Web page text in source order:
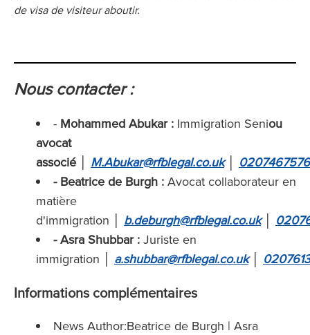
de visa de visiteur aboutir.
Nous contacter :
- Mohammed Abukar : Immigration Seniou
avocat
associé
M.Abukar@rfblegal.co.uk
- Beatrice de Burgh : Avocat collaborateur en
matière
d'immigration
b.deburgh@rfblegal.co.uk│
- Asra Shubbar : Juriste en
immigration
a.shubbar@rfblegal.co.uk│
Informations complémentaires
News Author:Beatrice de Burgh | Asra